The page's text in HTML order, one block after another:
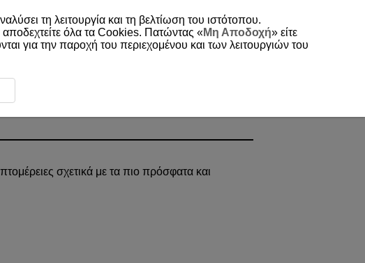
σχετικά με τα πιο πρόσφατα και
τη λειτουργία και τη βελτίωση του ιστότοπου.
όλα τα Cookies. Πατώντας «Μη Αποδοχή» είτε
για την παροχή του περιεχομένου και των λειτουργιών του